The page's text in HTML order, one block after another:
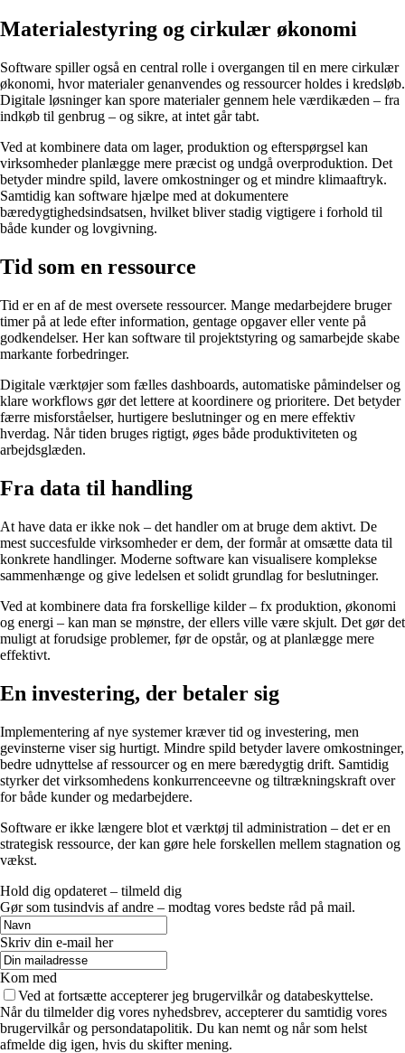
Materialestyring og cirkulær økonomi
Software spiller også en central rolle i overgangen til en mere cirkulær
økonomi, hvor materialer genanvendes og ressourcer holdes i kredsløb.
Digitale løsninger kan spore materialer gennem hele værdikæden – fra
indkøb til genbrug – og sikre, at intet går tabt.
Ved at kombinere data om lager, produktion og efterspørgsel kan
virksomheder planlægge mere præcist og undgå overproduktion. Det
betyder mindre spild, lavere omkostninger og et mindre klimaaftryk.
Samtidig kan software hjælpe med at dokumentere
bæredygtighedsindsatsen, hvilket bliver stadig vigtigere i forhold til
både kunder og lovgivning.
Tid som en ressource
Tid er en af de mest oversete ressourcer. Mange medarbejdere bruger
timer på at lede efter information, gentage opgaver eller vente på
godkendelser. Her kan software til projektstyring og samarbejde skabe
markante forbedringer.
Digitale værktøjer som fælles dashboards, automatiske påmindelser og
klare workflows gør det lettere at koordinere og prioritere. Det betyder
færre misforståelser, hurtigere beslutninger og en mere effektiv
hverdag. Når tiden bruges rigtigt, øges både produktiviteten og
arbejdsglæden.
Fra data til handling
At have data er ikke nok – det handler om at bruge dem aktivt. De
mest succesfulde virksomheder er dem, der formår at omsætte data til
konkrete handlinger. Moderne software kan visualisere komplekse
sammenhænge og give ledelsen et solidt grundlag for beslutninger.
Ved at kombinere data fra forskellige kilder – fx produktion, økonomi
og energi – kan man se mønstre, der ellers ville være skjult. Det gør det
muligt at forudsige problemer, før de opstår, og at planlægge mere
effektivt.
En investering, der betaler sig
Implementering af nye systemer kræver tid og investering, men
gevinsterne viser sig hurtigt. Mindre spild betyder lavere omkostninger,
bedre udnyttelse af ressourcer og en mere bæredygtig drift. Samtidig
styrker det virksomhedens konkurrenceevne og tiltrækningskraft over
for både kunder og medarbejdere.
Software er ikke længere blot et værktøj til administration – det er en
strategisk ressource, der kan gøre hele forskellen mellem stagnation og
vækst.
Hold dig opdateret – tilmeld dig
Gør som tusindvis af andre – modtag vores bedste råd på mail.
Skriv din e-mail her
Kom med
Ved at fortsætte accepterer jeg brugervilkår og databeskyttelse.
Når du tilmelder dig vores nyhedsbrev, accepterer du samtidig vores
brugervilkår og persondatapolitik. Du kan nemt og når som helst
afmelde dig igen, hvis du skifter mening.